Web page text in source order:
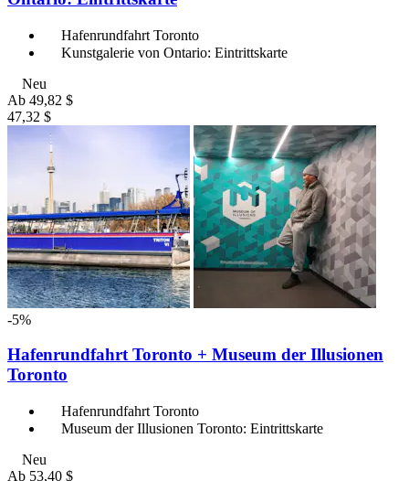
Hafenrundfahrt Toronto
Kunstgalerie von Ontario: Eintrittskarte
Neu
Ab 49,82 $
47,32 $
-5%
Hafenrundfahrt Toronto + Museum der Illusionen
Toronto
Hafenrundfahrt Toronto
Museum der Illusionen Toronto: Eintrittskarte
Neu
Ab 53,40 $